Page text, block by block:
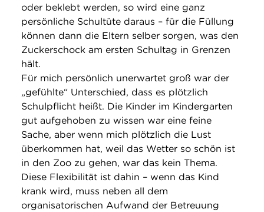
oder beklebt werden, so wird eine ganz
persönliche Schultüte daraus – für die Füllung
können dann die Eltern selber sorgen, was den
Zuckerschock am ersten Schultag in Grenzen
hält.
Für mich persönlich unerwartet groß war der
„gefühlte“ Unterschied, dass es plötzlich
Schulpflicht heißt. Die Kinder im Kindergarten
gut aufgehoben zu wissen war eine feine
Sache, aber wenn mich plötzlich die Lust
überkommen hat, weil das Wetter so schön ist
in den Zoo zu gehen, war das kein Thema.
Diese Flexibilität ist dahin – wenn das Kind
krank wird, muss neben all dem
organisatorischen Aufwand der Betreuung